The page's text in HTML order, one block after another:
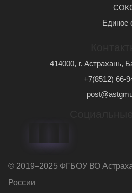
Единое
414000, г. Астрахань,
+7(8512) 66-
© 2019–2025 ФГБОУ ВО
России